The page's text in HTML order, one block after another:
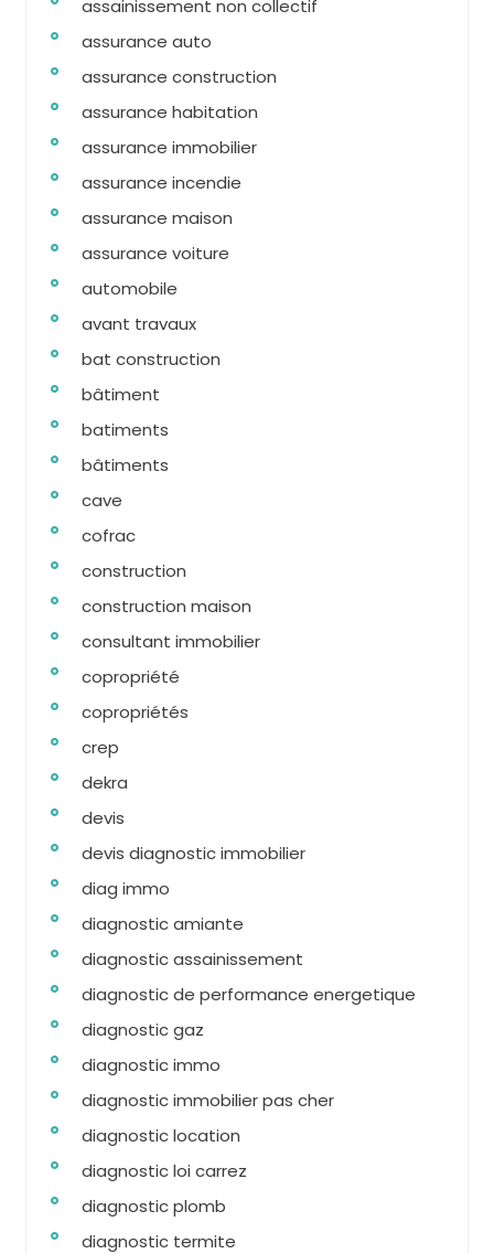
assainissement non collectif
assurance auto
assurance construction
assurance habitation
assurance immobilier
assurance incendie
assurance maison
assurance voiture
automobile
avant travaux
bat construction
bâtiment
batiments
bâtiments
cave
cofrac
construction
construction maison
consultant immobilier
copropriété
copropriétés
crep
dekra
devis
devis diagnostic immobilier
diag immo
diagnostic amiante
diagnostic assainissement
diagnostic de performance energetique
diagnostic gaz
diagnostic immo
diagnostic immobilier pas cher
diagnostic location
diagnostic loi carrez
diagnostic plomb
diagnostic termite